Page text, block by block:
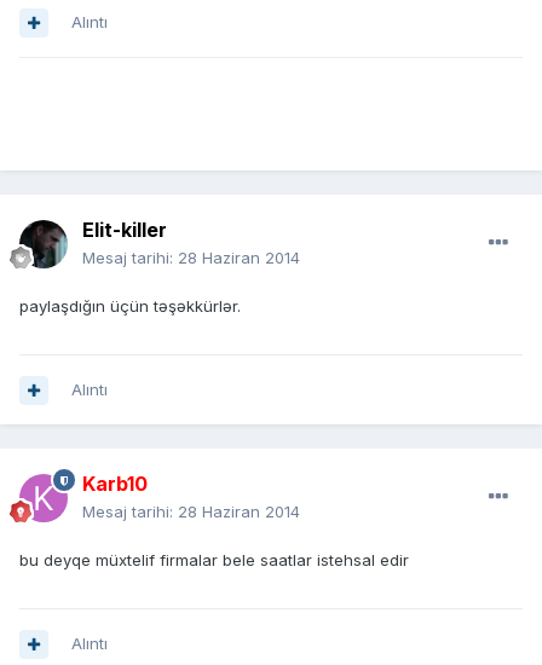
Alıntı
Elit-killer
Mesaj tarihi: 28 Haziran 2014
paylaşdığın üçün təşəkkürlər.
Alıntı
Karb10
Mesaj tarihi: 28 Haziran 2014
bu deyqe müxtelif firmalar bele saatlar istehsal edir
Alıntı